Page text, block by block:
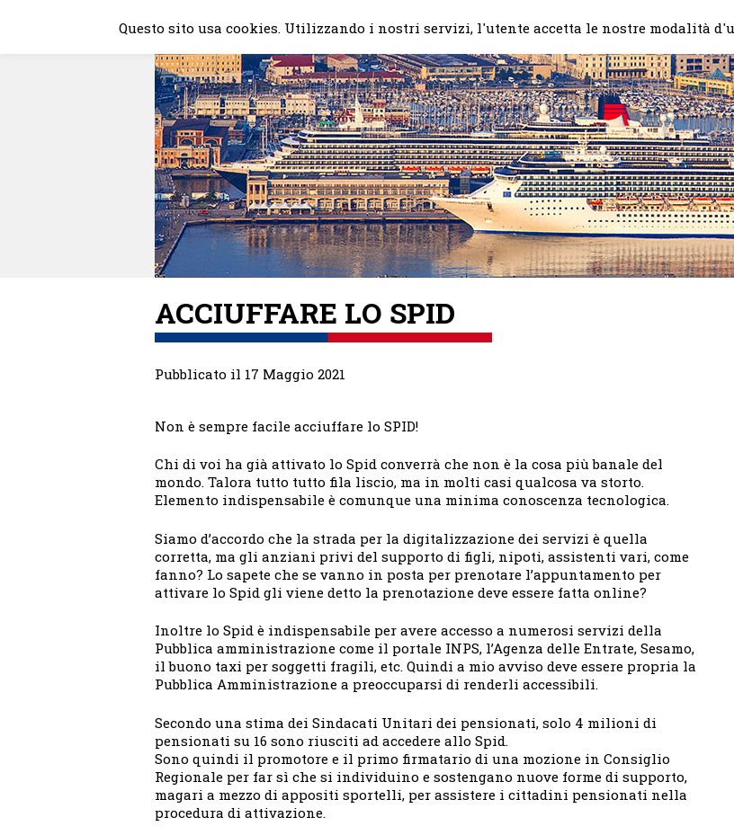
content
Home Il mio
ACCIUFFARE LO SPID
Pubblicato il 17 Maggio 2021
Non è sempre facile acciuffare lo SPID!
Chi di voi ha già attivato lo Spid converrà che non è la cosa più banale del
mondo. Talora tutto tutto fila liscio, ma in molti casi qualcosa va storto.
Elemento indispensabile è comunque una minima conoscenza tecnologica.
Siamo d’accordo che la strada per la digitalizzazione dei servizi è quella
corretta, ma gli anziani privi del supporto di figli, nipoti, assistenti vari, come
fanno? Lo sapete che se vanno in posta per prenotare l’appuntamento per
attivare lo Spid gli viene detto la prenotazione deve essere fatta online?
Inoltre lo Spid è indispensabile per avere accesso a numerosi servizi della
Pubblica amministrazione come il portale INPS, l’Agenza delle Entrate, Sesamo,
il buono taxi per soggetti fragili, etc. Quindi a mio avviso deve essere propria la
Pubblica Amministrazione a preoccuparsi di renderli accessibili.
Secondo una stima dei Sindacati Unitari dei pensionati, solo 4 milioni di
pensionati su 16 sono riusciti ad accedere allo Spid.
Sono quindi il promotore e il primo firmatario di una mozione in Consiglio
Regionale per far sì che si individuino e sostengano nuove forme di supporto,
magari a mezzo di appositi sportelli, per assistere i cittadini pensionati nella
procedura di attivazione.
Questo sito usa cookies. Utilizzando i nostri servizi, l'utente accetta le nostre modalità